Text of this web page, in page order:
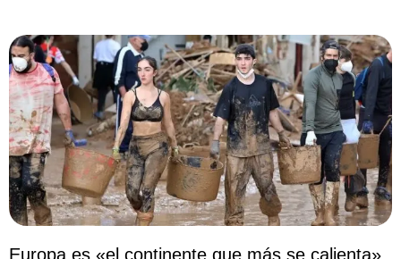
Europa es «el continente que más se calienta»